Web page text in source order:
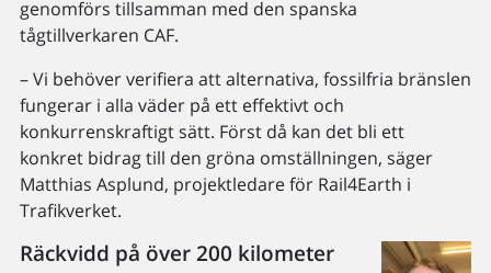
genomförs tillsamman med den spanska
tågtillverkaren CAF.
– Vi behöver verifiera att alternativa, fossilfria bränslen
fungerar i alla väder på ett effektivt och
konkurrenskraftigt sätt. Först då kan det bli ett
konkret bidrag till den gröna omställningen, säger
Matthias Asplund, projektledare för Rail4Earth i
Trafikverket.
Räckvidd på över 200 kilometer